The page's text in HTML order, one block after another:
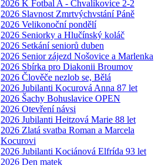
2026 K Fotbal A - Chvalíkovice 2-2
2026 Slavnost Zmrtvýchvstání Páně
2026 Velikonoční pondělí
2026 Seniorky a Hlučínský koláč
2026 Setkání seniorů duben
2026 Senior zájezd Nošovice a Marlenka
2026 Sbírka pro Diakonii Broumov
2026 Člověče nezlob se, Bělá
2026 Jubilanti Kocurová Anna 87 let
2026 Šachy Bohuslavice OPEN
2026 Otevření návsi
2026 Jubilanti Heitzová Marie 88 let
2026 Zlatá svatba Roman a Marcela
Kocurovi
2026 Jubilanti Kociánová Elfrída 93 let
2026 Den matek